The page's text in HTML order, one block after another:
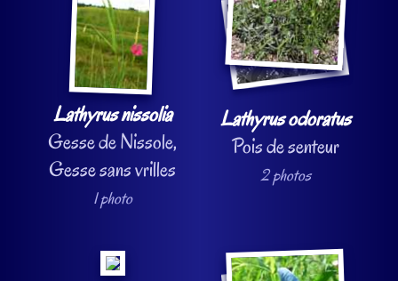
Lathyrus nissolia
Gesse de Nissole,
Gesse sans vrilles
1 photo
Lathyrus odoratus
Pois de senteur
2 photos